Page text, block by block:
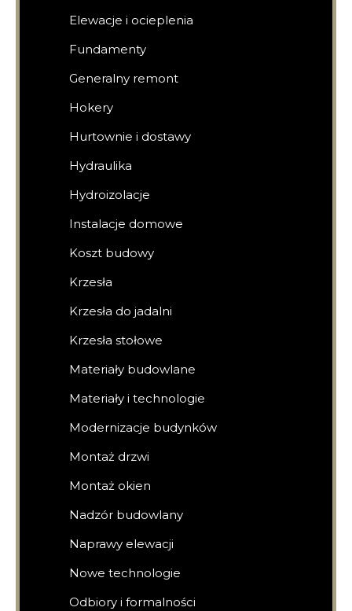
Elewacje i ocieplenia
Fundamenty
Generalny remont
Hokery
Hurtownie i dostawy
Hydraulika
Hydroizolacje
Instalacje domowe
Koszt budowy
Krzesła
Krzesła do jadalni
Krzesła stołowe
Materiały budowlane
Materiały i technologie
Modernizacje budynków
Montaż drzwi
Montaż okien
Nadzór budowlany
Naprawy elewacji
Nowe technologie
Odbiory i formalności